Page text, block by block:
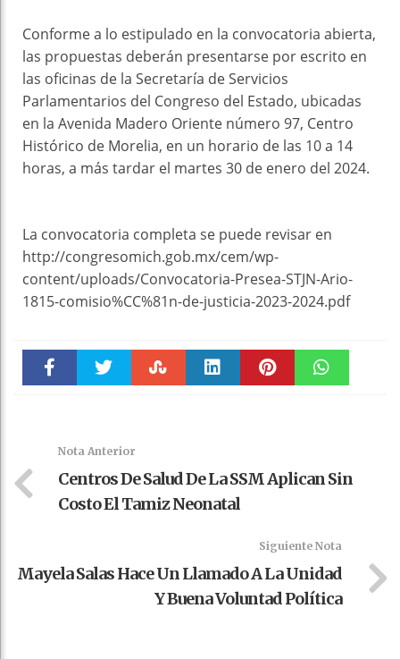
Conforme a lo estipulado en la convocatoria abierta,
las propuestas deberán presentarse por escrito en
las oficinas de la Secretaría de Servicios
Parlamentarios del Congreso del Estado, ubicadas
en la Avenida Madero Oriente número 97, Centro
Histórico de Morelia, en un horario de las 10 a 14
horas, a más tardar el martes 30 de enero del 2024.
La convocatoria completa se puede revisar en
http://congresomich.gob.mx/cem/wp-
content/uploads/Convocatoria-Presea-STJN-Ario-
1815-comisio%CC%81n-de-justicia-2023-2024.pdf
Nota Anterior
Centros De Salud De La SSM Aplican Sin
Costo El Tamiz Neonatal
Siguiente Nota
Mayela Salas Hace Un Llamado A La Unidad
Y Buena Voluntad Política